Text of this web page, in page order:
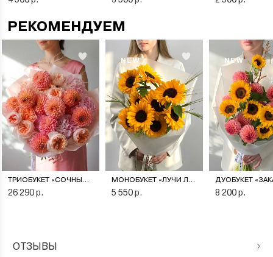
РЕКОМЕНДУЕМ
ТРИОБУКЕТ «СОЧНЫЙ ПЕРСИК»
26 290 р.
NEW
МОНОБУКЕТ «ЛУЧИ ЛЕТА»
5 550 р.
NEW
8 200 р.
ОТЗЫВЫ